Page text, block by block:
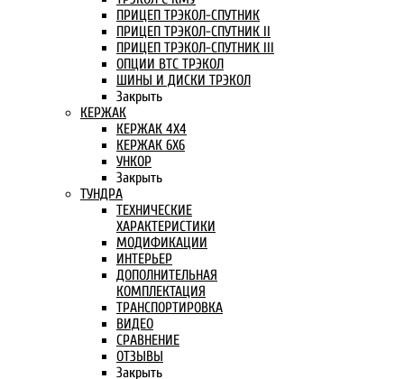
ПРИЦЕП ТРЭКОЛ-СПУТНИК
ПРИЦЕП ТРЭКОЛ-СПУТНИК II
ПРИЦЕП ТРЭКОЛ-СПУТНИК III
ОПЦИИ ВТС ТРЭКОЛ
ШИНЫ И ДИСКИ ТРЭКОЛ
Закрыть
КЕРЖАК
КЕРЖАК 4Х4
КЕРЖАК 6Х6
УНКОР
Закрыть
ТУНДРА
ТЕХНИЧЕСКИЕ
ХАРАКТЕРИСТИКИ
МОДИФИКАЦИИ
ИНТЕРЬЕР
ДОПОЛНИТЕЛЬНАЯ
КОМПЛЕКТАЦИЯ
ТРАНСПОРТИРОВКА
ВИДЕО
СРАВНЕНИЕ
ОТЗЫВЫ
Закрыть